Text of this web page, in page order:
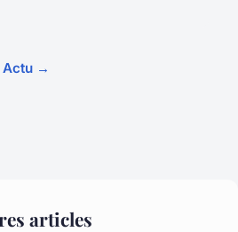
Actu →
articles